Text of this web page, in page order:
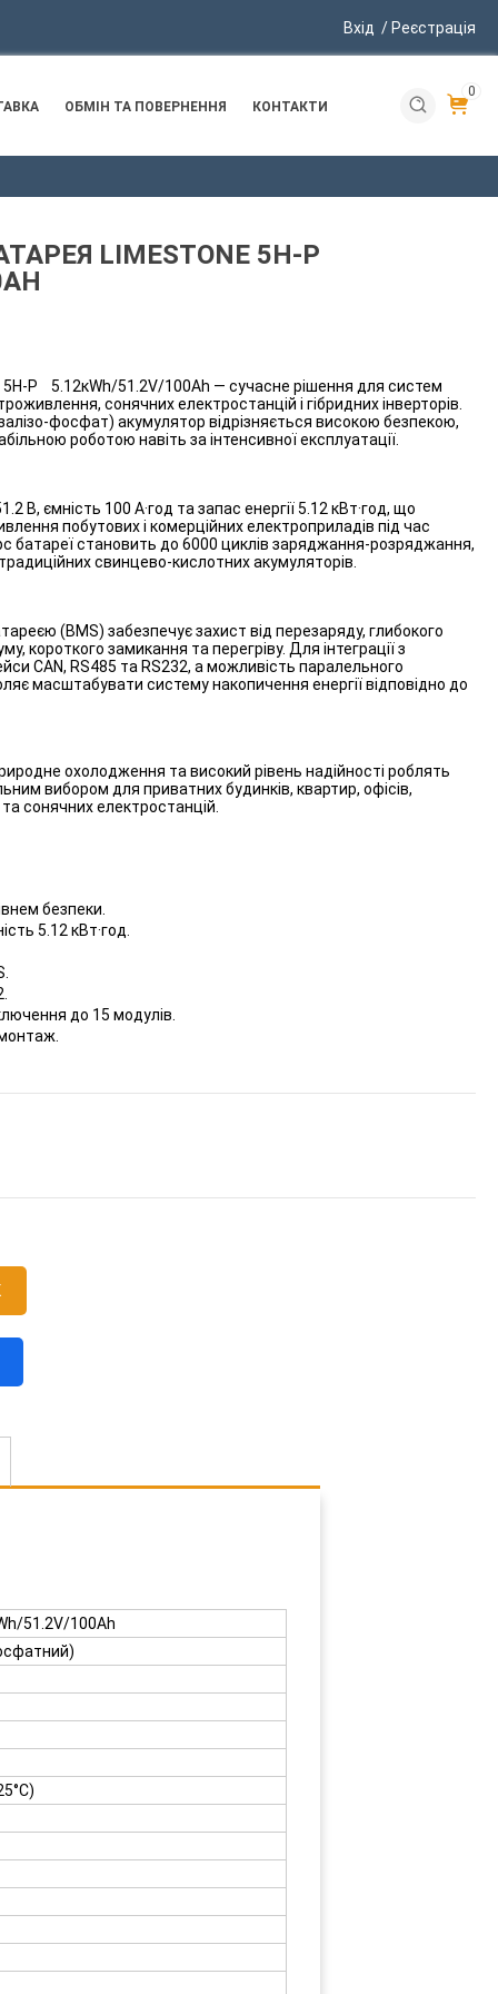
Вхід / Реєстрація
ОБМІН ТА ПОВЕРНЕННЯ КОНТАКТИ
0
LIMESTONE 5H-P
P 5.12кWh/51.2V/100Ah — сучасне рішення для систем
сонячних електростанцій і гібридних інверторів.
залізо-фосфат) акумулятор відрізняється високою безпекою,
роботою навіть за інтенсивної експлуатації.
В, ємність 100 А·год та запас енергії 5.12 кВт·год, що
побутових і комерційних електроприладів під час
батареї становить до 6000 циклів заряджання-розряджання,
свинцево-кислотних акумуляторів.
(BMS) забезпечує захист від перезаряду, глибокого
короткого замикання та перегріву. Для інтеграції з
CAN, RS485 та RS232, а можливість паралельного
масштабувати систему накопичення енергії відповідно до
охолодження та високий рівень надійності роблять
вибором для приватних будинків, квартир, офісів,
сонячних електростанцій.
безпеки.
5.12 кВт·год.
до 15 модулів.
51.2V/100Ah